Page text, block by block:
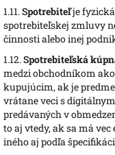
1.11.Spotrebiteľje
spotrebiteľskej zmluvy
činnosti alebo inej
1.12.Spotrebiteľská
medzi obchodníkom
kupujúcim, ak je
vrátane veci s
predávaných v
to aj vtedy, ak sa má
iného aj podľa